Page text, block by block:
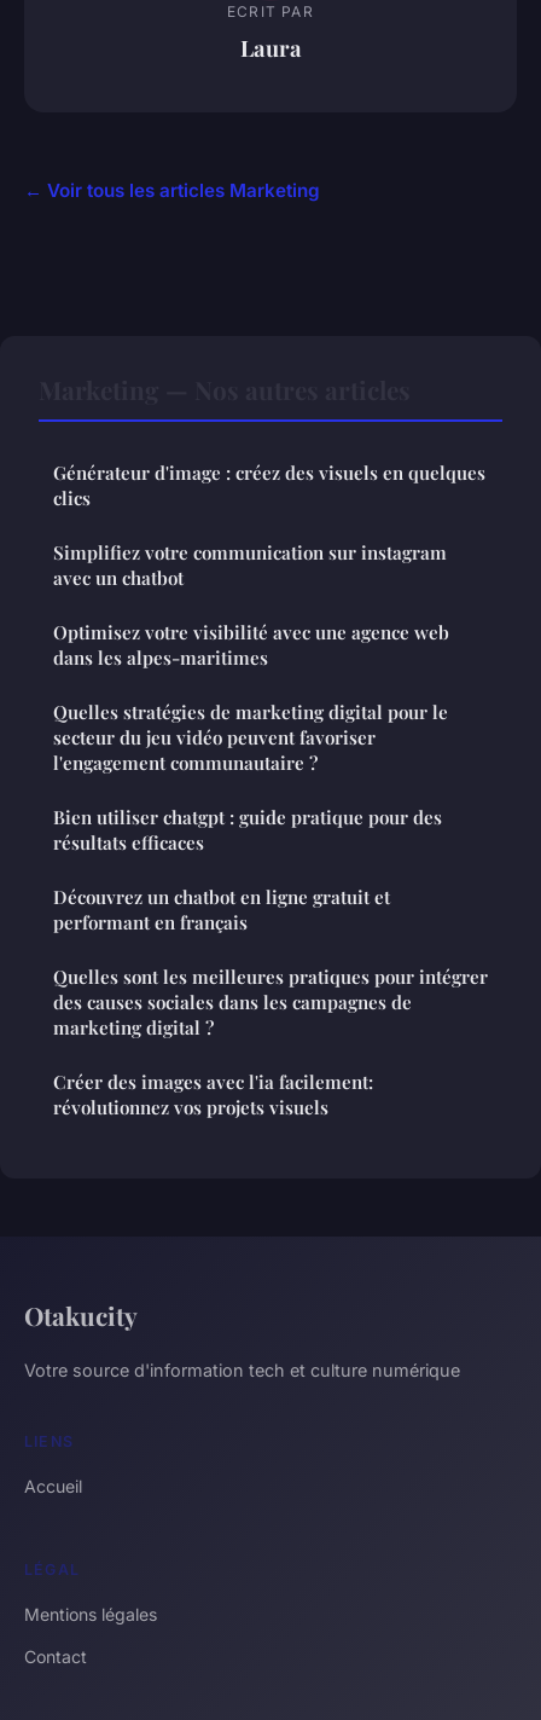
ECRIT PAR
Laura
← Voir tous les articles Marketing
Générateur d'image : créez des visuels en quelques
clics
Simplifiez votre communication sur instagram
avec un chatbot
Optimisez votre visibilité avec une agence web
dans les alpes-maritimes
Quelles stratégies de marketing digital pour le
secteur du jeu vidéo peuvent favoriser
l'engagement communautaire ?
Bien utiliser chatgpt : guide pratique pour des
résultats efficaces
Découvrez un chatbot en ligne gratuit et
performant en français
Quelles sont les meilleures pratiques pour intégrer
des causes sociales dans les campagnes de
marketing digital ?
Créer des images avec l'ia facilement:
révolutionnez vos projets visuels
Otakucity
Votre source d'information tech et culture numérique
LIENS
Accueil
LÉGAL
Mentions légales
Contact